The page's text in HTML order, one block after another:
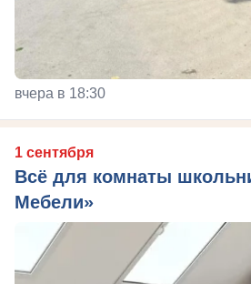
вчера в 18:30
1 сентября
Всё для комнаты
Мебели»